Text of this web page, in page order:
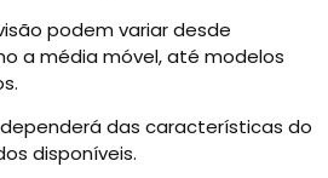
podem variar desde
a média móvel, até modelos
das características do
disponíveis.